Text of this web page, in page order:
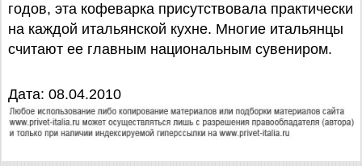
годов, эта кофеварка присутствовала практически
на каждой итальянской кухне. Многие итальянцы
считают ее главным национальным сувениром.
Дата: 08.04.2010